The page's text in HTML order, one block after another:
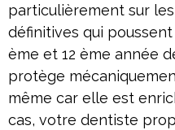
particulièrement sur
définitives qui
ème et 12 ème année
protège
même car elle est
cas, votre dentiste